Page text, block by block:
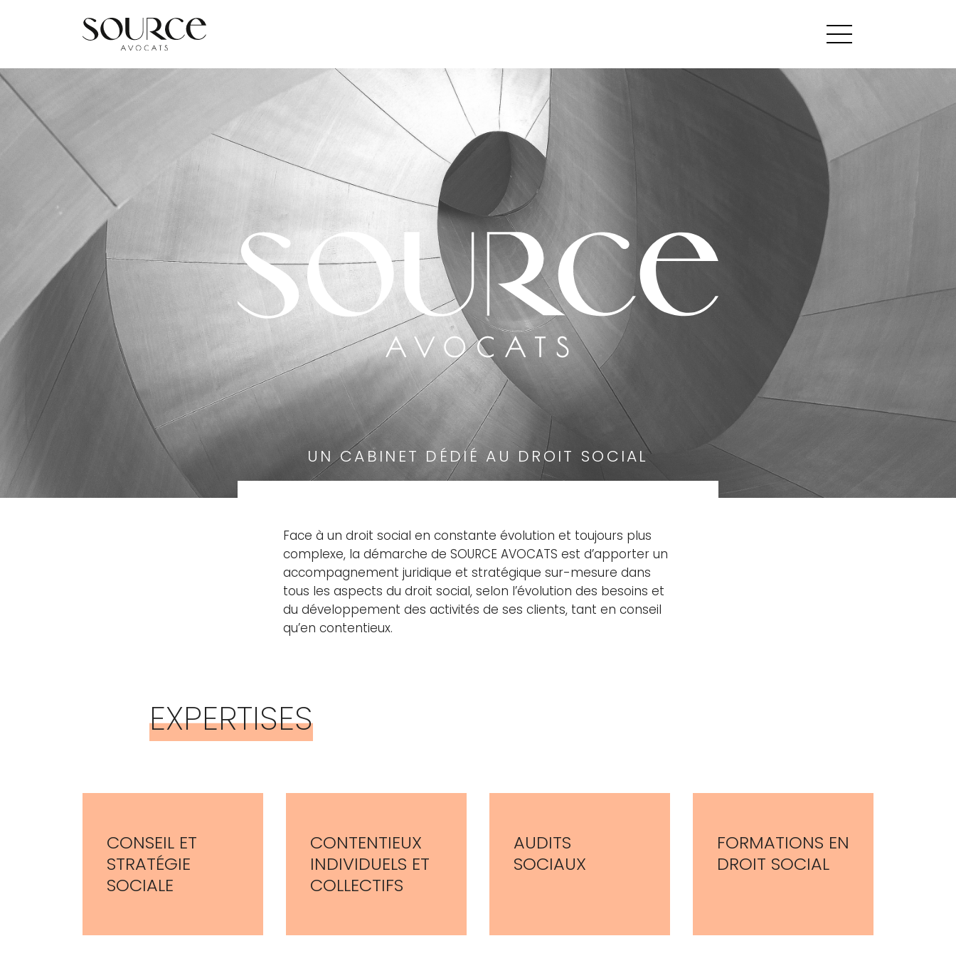
Le cabinet
Expertises
Equipe
Actualités
Nous rejoindre
UN CABINET DÉDIÉ AU DROIT SOCIAL
Face à un droit social en constante évolution et toujours plus
complexe, la démarche de SOURCE AVOCATS est d’apporter un
accompagnement juridique et stratégique sur-mesure dans
tous les aspects du droit social, selon l’évolution des besoins et
du développement des activités de ses clients, tant en conseil
qu’en contentieux.
EXPERTISES
CONSEIL ET
STRATÉGIE
SOCIALE
CONTENTIEUX
INDIVIDUELS ET
COLLECTIFS
AUDITS
SOCIAUX
FORMATIONS EN
DROIT SOCIAL